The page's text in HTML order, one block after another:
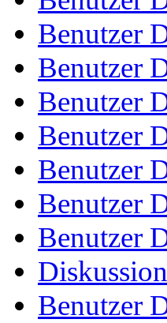
Benutzer
Benutzer
Benutzer
Benutzer
Benutzer
Benutzer
Benutzer
Benutzer